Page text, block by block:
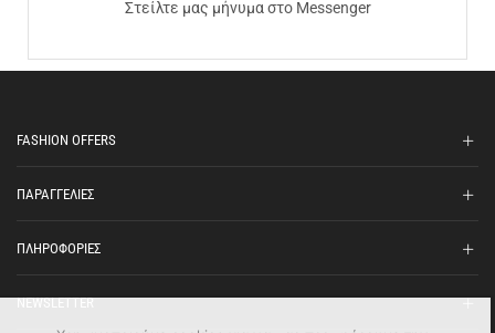
Στείλτε μας μήνυμα στο Messenger
FASHION OFFERS
ΠΑΡΑΓΓΕΛΙΕΣ
ΠΛΗΡΟΦΟΡΙΕΣ
NEWSLETTER